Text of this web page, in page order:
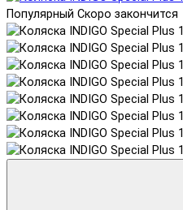
Популярный Скоро закончится